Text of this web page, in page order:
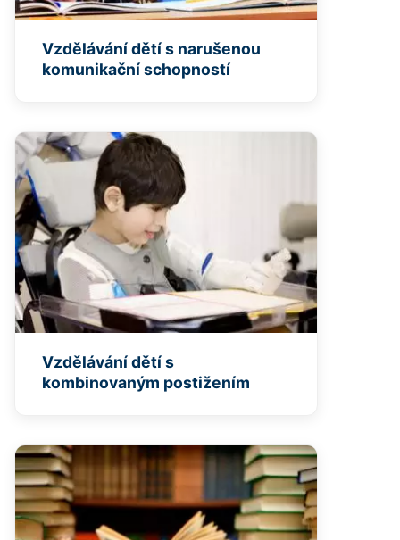
Vzdělávání dětí s narušenou
komunikační schopností
Vzdělávání dětí s
kombinovaným postižením